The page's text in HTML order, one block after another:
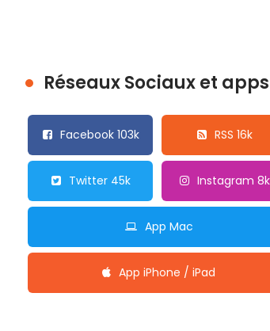
Réseaux Sociaux et apps
Facebook 103k RSS 16k
Twitter 45k Instagram 8k
App Mac
App iPhone / iPad